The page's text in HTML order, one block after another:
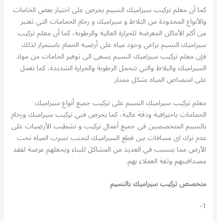
كما أن معلم تركيب سيراميك النسيم يحرص على اختيار بعض الخامات
والأنواع المحدودة من البَلاط و سيراميك و رخام الحمامات التي تعتبر
من أكثر الأماكن المعرضة للحرارة العالية والرطوبة، كما أن معلم تركيب
سيراميك النسيم يراعي وجود مياه على أرضيه الحمام باستمرار لذلك
فإن معلم تركيب سيراميك النسيم يسعى الى توفير الخامات من مواد
السيراميك والبلاط والتي تتحمل الرطوبة والحرارة الشديدة، كما تعمل
على امتصاص المياه بشكل ممتاز.
معلم تركيب سيراميك النسيم على تركيب جميع أنواع سيراميك
الحمامات باحترافية ودقة عالية، كما يحرص فني تركيب سيراميك ورخام
بالنسيم المتخصصين في جميع أعمال تركيب و تشطيب الأرضِيات على
عدم ترك اى مسافات بين قطع السيراميك لتجنب تسرب المياه تحت
الأرض مما يتسبب في العديد من المشاكل للبناء ويجعلهم عرضة لفقد
مصداقيتهم وثقة العملاء بهم.
متخصص تركيب سيراميك بالنسيم
1-